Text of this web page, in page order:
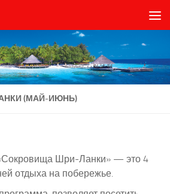
(МАЙ-ИЮНЬ)
Шри-Ланки» — это 4
отдыха на побережье.